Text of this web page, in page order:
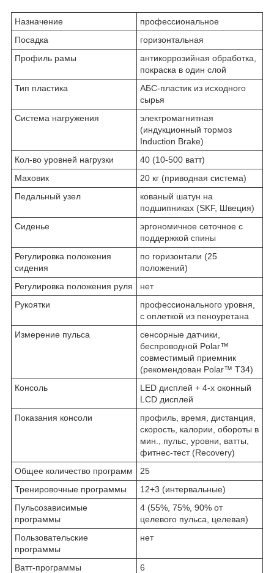
Назначение
профессиональное
Посадка
горизонтальная
Профиль рамы
антикоррозийная обработка,
покраска в один слой
Тип пластика
АБС-пластик из исходного
сырья
Система нагружения
электромагнитная
(индукционный тормоз
Induction Brake)
Кол-во уровней нагрузки
40 (10-500 ватт)
Маховик
20 кг (приводная система)
Педальный узел
кованый шатун на
подшипниках (SKF, Швеция)
Сиденье
эргономичное сеточное с
поддержкой спины
Регулировка положения
сидения
по горизонтали (25
положений)
Регулировка положения руля
нет
Рукоятки
профессионального уровня,
с оплеткой из пеноуретана
Измерение пульса
сенсорные датчики,
беспроводной Polar™
совместимый приемник
(рекомендован Polar™ T34)
Консоль
LED дисплей + 4-х оконный
LCD дисплей
Показания консоли
профиль, время, дистанция,
скорость, калории, обороты в
мин., пульс, уровни, ватты,
фитнес-тест (Recovery)
Общее количество программ
25
Тренировочные программы
12+3 (интервальные)
Пульсозависимые
программы
4 (55%, 75%, 90% от
целевого пульса, целевая)
Пользовательские
программы
нет
Ватт-программы
6